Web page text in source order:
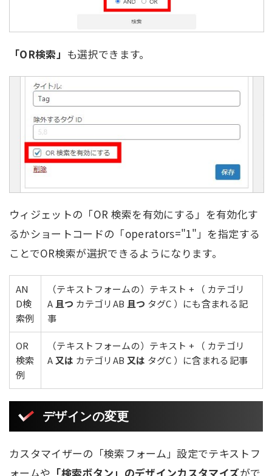
「OR検索」 も選択できます。
ウィジェットの「OR 検索を有効にする」を有効化す
るかショートコードの「operators="1"」を指定する
ことでOR検索が選択できるようになります。
AN
D検
索例
（テキストフォームの）テキスト + （ カテゴリ
A且つ カテゴリAB 且つ タグC ）にも含まれる記
事
OR
検索
例
（テキストフォームの）テキスト + （ カテゴリ
A又は カテゴリAB 又は タグC ）に含まれる記事
デザインの変更
カスタマイザーの「検索フォーム」設定でテキストフ
ォームや 「検索ボタン」のデザインカスタマイズがで